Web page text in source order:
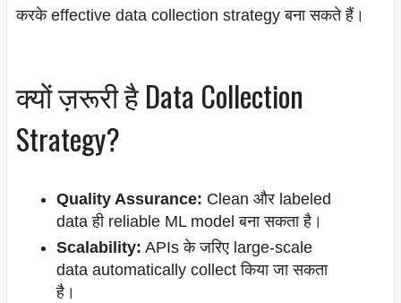
करके effective data collection strategy बना सकते हैं।
क्यों ज़रूरी है Data Collection
Strategy?
Quality Assurance: Clean और labeled
data ही reliable ML model बना सकता है।
Scalability: APIs के जरिए large-scale
data automatically collect किया जा सकता
है।